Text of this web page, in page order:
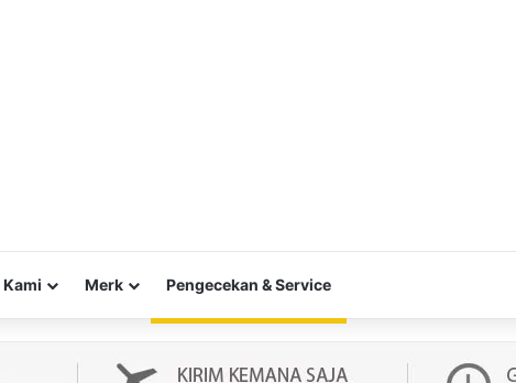
Kami Merk Pengecekan & Service